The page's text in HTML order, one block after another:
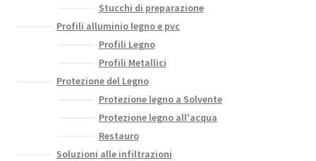
Stucchi di preparazione
Profili alluminio legno e pvc
Profili Legno
Profili Metallici
Protezione del Legno
Protezione legno a Solvente
Protezione legno all'acqua
Restauro
Soluzioni alle infiltrazioni